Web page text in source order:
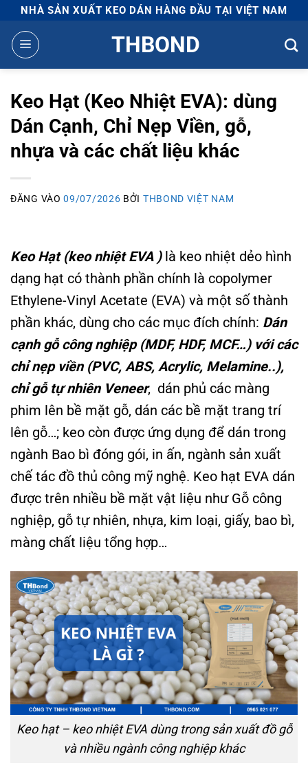
qua
nội
NHÀ SẢN XUẤT KEO DÁN HÀNG ĐẦU TẠI VIỆT NAM
THBOND
Keo Hạt (Keo Nhiệt EVA): dùng
Dán Cạnh, Chỉ Nẹp Viền, gỗ,
nhựa và các chất liệu khác
ĐĂNG VÀO09/07/2026 BỞI THBOND VIỆT NAM
Keo Hạt (keo nhiệt EVA )là keo nhiệt dẻo hình
dạng hạt có thành phần chính là copolymer
Ethylene-Vinyl Acetate (EVA) và một số thành
phần khác, dùng cho các mục đích chính: Dán
cạnh gỗ công nghiệp (MDF, HDF, MCF…) với các
chỉ nẹp viền (PVC, ABS, Acrylic, Melamine..),
chỉ gỗ tự nhiên Veneer, dán phủ các màng
phim lên bề mặt gỗ, dán các bề mặt trang trí
lên gỗ…; keo còn được ứng dụng để dán trong
ngành Bao bì đóng gói, in ấn, ngành sản xuất
chế tác đồ thủ công mỹ nghệ. Keo hạt EVA dán
được trên nhiều bề mặt vật liệu như Gỗ công
nghiệp, gỗ tự nhiên, nhựa, kim loại, giấy, bao bì,
màng chất liệu tổng hợp…
Keo hạt – keo nhiệt EVA dùng trong sản xuất đồ gỗ
và nhiều ngành công nghiệp khác